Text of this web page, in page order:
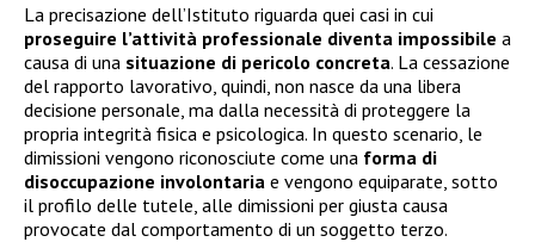
La precisazione dell’Istituto riguarda quei casi in cui
proseguire l’attività professionale diventa impossibile a
causa di una situazione di pericolo concreta. La cessazione
del rapporto lavorativo, quindi, non nasce da una libera
decisione personale, ma dalla necessità di proteggere la
propria integrità fisica e psicologica. In questo scenario, le
dimissioni vengono riconosciute come una forma di
disoccupazione involontaria e vengono equiparate, sotto
il profilo delle tutele, alle dimissioni per giusta causa
provocate dal comportamento di un soggetto terzo.